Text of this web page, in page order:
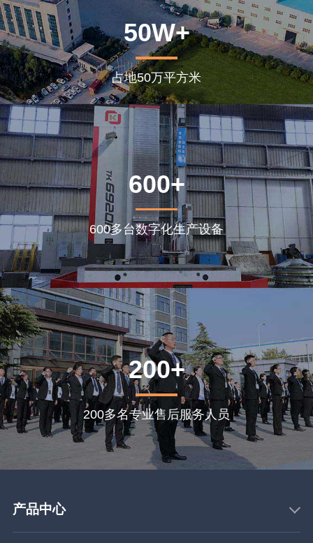
50W+
占地50万平方米
600+
600多台数字化生产设备
200+
200多名专业售后服务人员
产品中心